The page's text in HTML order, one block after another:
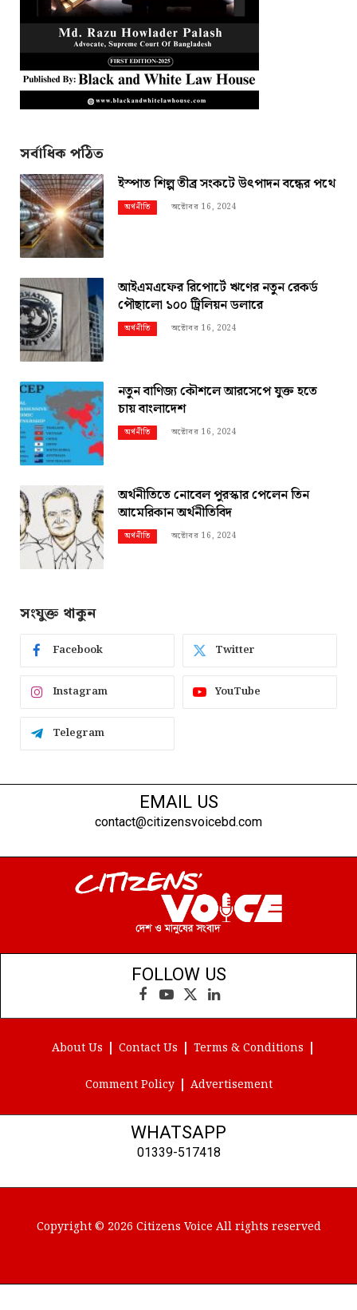
সর্বাধিক পঠিত
ইস্পাত শিল্প তীব্র সংকটে উৎপাদন বন্ধের পথে
অর্থনীতি অক্টোবর 16, 2024
আইএমএফের রিপোর্টে ঋণের নতুন রেকর্ড
পৌছালো ১০০ ট্রিলিয়ন ডলারে
অর্থনীতি অক্টোবর 16, 2024
নতুন বাণিজ্য কৌশলে আরসেপে যুক্ত হতে
চায় বাংলাদেশ
অর্থনীতি অক্টোবর 16, 2024
অর্থনীতিতে নোবেল পুরস্কার পেলেন তিন
আমেরিকান অর্থনীতিবিদ
অর্থনীতি অক্টোবর 16, 2024
সংযুক্ত থাকুন
Facebook Twitter
Instagram YouTube
Telegram
EMAIL US
contact@citizensvoicebd.com
FOLLOW US
Facebook
YouTube
X
(Twitter)
LinkedIn
About Us Contact Us Terms & Conditions
Comment Policy Advertisement
WHATSAPP
01339-517418
Copyright © 2026 Citizens Voice All rights reserved